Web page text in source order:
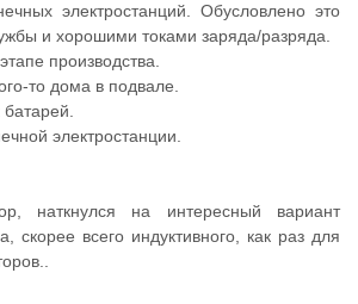
электростанций. Обусловлено это
и хорошими токами заряда/разряда.
производства.
то дома в подвале.
электростанции.
наткнулся на интересный вариант
скорее всего индуктивного, как раз для